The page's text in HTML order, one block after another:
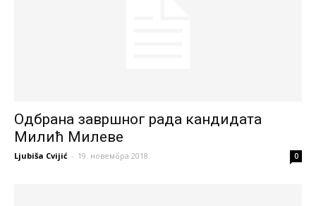
Одбрана завршног рада кандидата
Милић Милеве
Ljubiša Cvijić - 19. новембра 2018. 0